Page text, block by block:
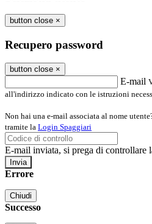
button close ×
Recupero password
button close ×
E-mail
all'indirizzo indicato con le istruzioni
Non hai una e-mail associata al nome
tramite la Login Spaggiari
E-mail inviata, si prega di controllare
Errore
Chiudi
Successo